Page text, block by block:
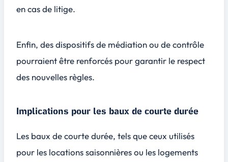
en cas de litige.
Enfin, des dispositifs de médiation ou de contrôle
pourraient être renforcés pour garantir le respect
des nouvelles règles.
Implications pour les baux de courte durée
Les baux de courte durée, tels que ceux utilisés
pour les locations saisonnières ou les logements